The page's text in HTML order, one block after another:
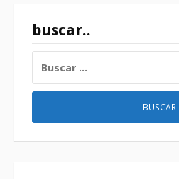
buscar..